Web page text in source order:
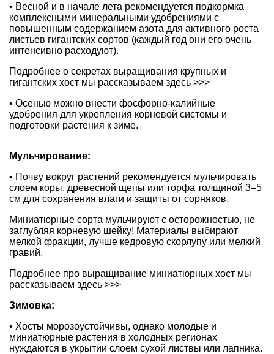
• Весной и в начале лета рекомендуется подкормка
комплексными минеральными удобрениями с
повышенным содержанием азота для активного роста
листьев гигантских сортов (каждый год они его очень
интенсивно расходуют).
Подробнее о секретах выращивания крупных и
гигантских хост мы рассказываем здесь >>>
• Осенью можно внести фосфорно-калийные
удобрения для укрепления корневой системы и
подготовки растения к зиме.
Мульчирование:
• Почву вокруг растений рекомендуется мульчировать
слоем коры, древесной щепы или торфа толщиной 3–5
см для сохранения влаги и защиты от сорняков.
Миниатюрные сорта мульчируют с осторожностью, не
заглубляя корневую шейку! Материалы выбирают
мелкой фракции, лучше кедровую скорлупу или мелкий
гравий.
Подробнее про выращивание миниатюрных хост мы
рассказываем здесь >>>
Зимовка:
• Хосты морозоустойчивы, однако молодые и
миниатюрные растения в холодных регионах
нуждаются в укрытии слоем сухой листвы или лапника.